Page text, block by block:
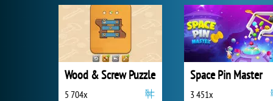
Wood & Screw Puzzle
5 704x
Space Pin Master
3 451x